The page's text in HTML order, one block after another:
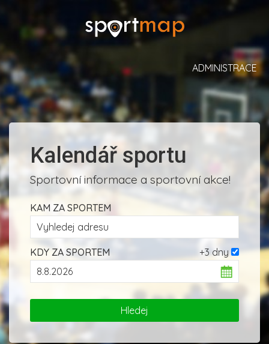
ADMINISTRACE
Kalendář sportu
Sportovní informace a sportovní akce!
KAM ZA SPORTEM
+3 dny
KDY ZA SPORTEM